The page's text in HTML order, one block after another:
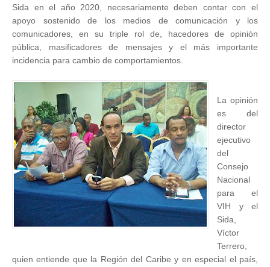
Sida en el año 2020, necesariamente deben contar con el
apoyo sostenido de los medios de comunicación y los
comunicadores, en su triple rol de, hacedores de opinión
pública, masificadores de mensajes y el más importante
incidencia para cambio de comportamientos.
La opinión
es del
director
ejecutivo
del
Consejo
Nacional
para el
VIH y el
Sida,
Víctor
Terrero,
quien entiende que la Región del Caribe y en especial el país,